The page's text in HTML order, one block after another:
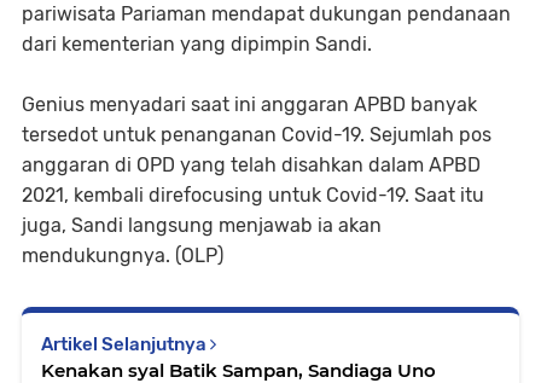
pariwisata Pariaman mendapat dukungan pendanaan
dari kementerian yang dipimpin Sandi.
Genius menyadari saat ini anggaran APBD banyak
tersedot untuk penanganan Covid-19. Sejumlah pos
anggaran di OPD yang telah disahkan dalam APBD
2021, kembali direfocusing untuk Covid-19. Saat itu
juga, Sandi langsung menjawab ia akan
mendukungnya. (OLP)
Artikel Selanjutnya
Kenakan syal Batik Sampan, Sandiaga Uno